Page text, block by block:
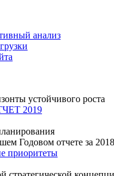
анализ
устойчивого роста
2019
Годовом отчете за
приоритеты